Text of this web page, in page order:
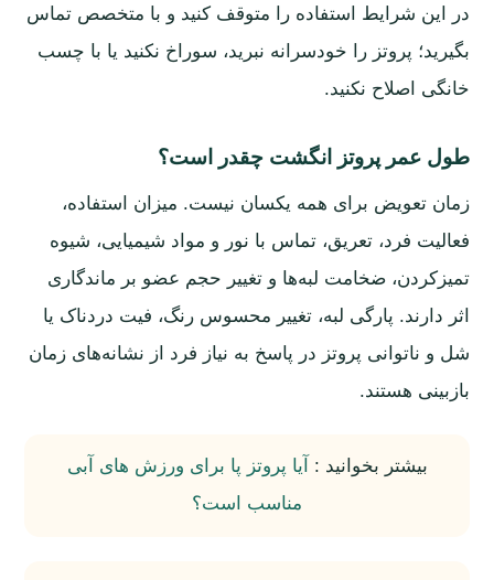
در این شرایط استفاده را متوقف کنید و با متخصص تماس
بگیرید؛ پروتز را خودسرانه نبرید، سوراخ نکنید یا با چسب
خانگی اصلاح نکنید.
طول عمر پروتز انگشت چقدر است؟
زمان تعویض برای همه یکسان نیست. میزان استفاده،
فعالیت فرد، تعریق، تماس با نور و مواد شیمیایی، شیوه
تمیزکردن، ضخامت لبه‌ها و تغییر حجم عضو بر ماندگاری
اثر دارند. پارگی لبه، تغییر محسوس رنگ، فیت دردناک یا
شل و ناتوانی پروتز در پاسخ به نیاز فرد از نشانه‌های زمان
بازبینی هستند.
بیشتر بخوانید : آیا پروتز پا برای ورزش های آبی
مناسب است؟